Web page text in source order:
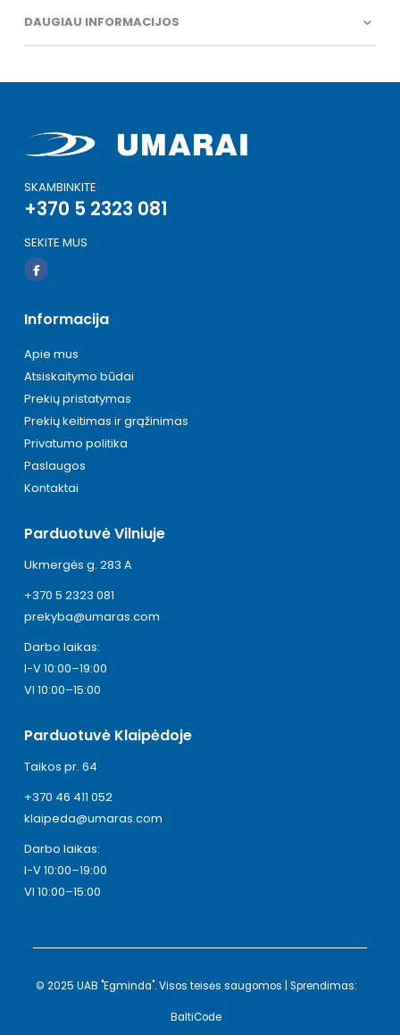
DAUGIAU INFORMACIJOS
SKAMBINKITE
+370 5 2323 081
SEKITE MUS
Informacija
Apie mus
Atsiskaitymo būdai
Prekių pristatymas
Prekių keitimas ir grąžinimas
Privatumo politika
Paslaugos
Kontaktai
Parduotuvė Vilniuje
Ukmergės g. 283 A
+370 5 2323 081
prekyba@umaras.com
Darbo laikas:
I-V 10:00–19:00
VI 10:00–15:00
Parduotuvė Klaipėdoje
Taikos pr. 64
+370 46 411 052
klaipeda@umaras.com
Darbo laikas:
I-V 10:00–19:00
VI 10:00–15:00
© 2025 UAB "Egminda". Visos teisės saugomos | Sprendimas:
BaltiCode